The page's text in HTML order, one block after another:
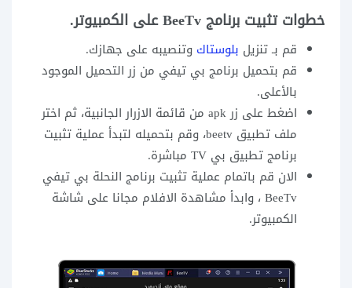
خطوات تثبيت برنامج BeeTv على الكمبيوتر.
قم بـ تنزيل بلوستاك وتنصيبه على جهازك.
قم بتحميل برنامج بي تيفي من زر التحميل الموجود
بالأعلى.
اضغط على زر apk من قائمة الازرار الجانبية، ثم اختر
ملف تطبيق beetv، وقم بتحميله لتبدأ عملية تثبيت
برنامج تطبيق بي TV مباشرة.
الان قم باتمام عملية تثبيت برنامج النحلة بي تيفي
BeeTv ، وابدأ مشاهدة الافلام مجانا على شاشة
الكمبيوتر.